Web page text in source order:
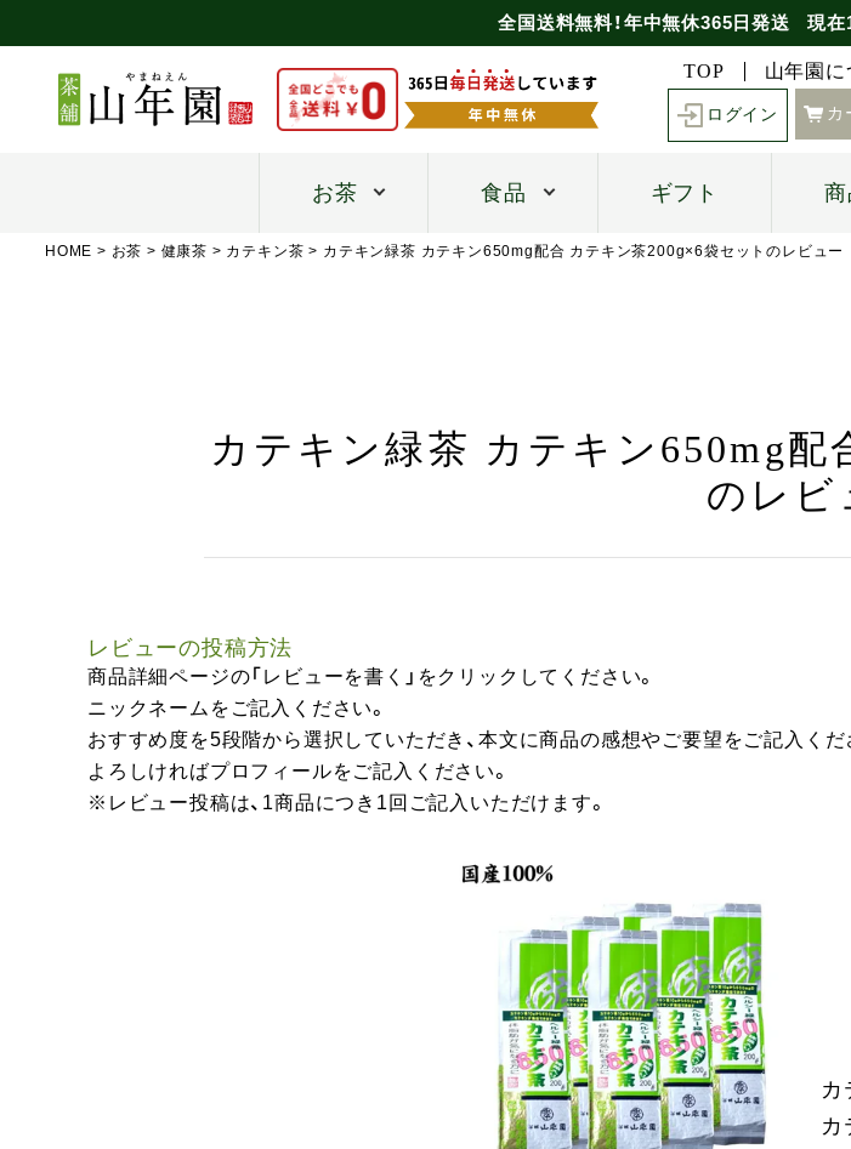
全国送料無料！年中無休365日発送 現在
TOP 山年園
ログイン カ
お茶 食品 ギフト
HOME お茶 健康茶 カテキン茶 カテキン緑茶 カテキン650mg配合 カテキン茶200g×6袋セットのレビュー
カテキン緑茶 カテキン650mg配
のレビ
レビューの投稿方法
商品詳細ページの「レビューを書く」をクリックしてください。
ニックネームをご記入ください。
おすすめ度を5段階から選択していただき、本文に商品の感想やご要望をご記入くだ
よろしければプロフィールをご記入ください。
※レビュー投稿は、1商品につき1回ご記入いただけます。
カ
カ